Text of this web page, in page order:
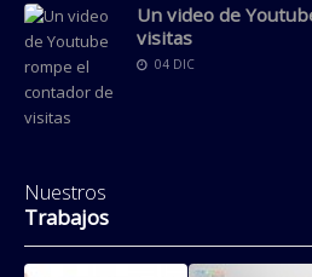
Un video de
visitas
04 DIC
Nuestros
Trabajos